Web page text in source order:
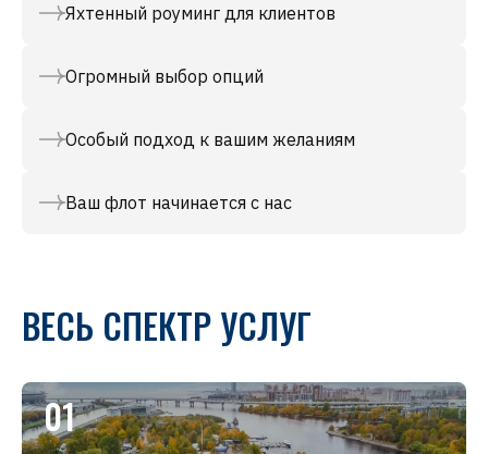
Яхтенный роуминг для клиентов
Огромный выбор опций
Особый подход к вашим желаниям
Ваш флот начинается с нас
ВЕСЬ СПЕКТР УСЛУГ
01